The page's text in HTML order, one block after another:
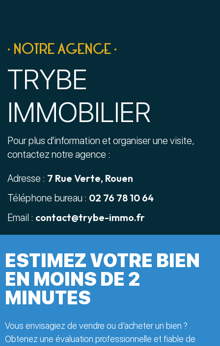
• NOTRE AGENCE •
TRYBE
IMMOBILIER
Pour plus d'information et organiser une visite,
contactez notre agence :
Adresse : 7 Rue Verte, Rouen
Téléphone bureau : 02 76 78 10 64
Email : contact@trybe-immo.fr
ESTIMEZ VOTRE BIEN
EN MOINS DE 2
MINUTES
Vous envisagiez de vendre ou d’acheter un bien ?
Obtenez une évaluation professionnelle et fiable de